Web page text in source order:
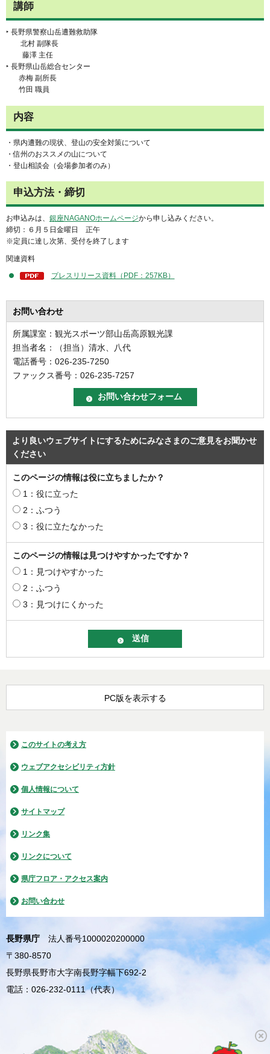
講師
‣ 長野県警察山岳遭難救助隊
北村 副隊長
藤澤 主任
‣ 長野県山岳総合センター
赤梅 副所長
竹田 職員
内容
・県内遭難の現状、登山の安全対策について
・信州のおススメの山について
・登山相談会（会場参加者のみ）
申込方法・締切
お申込みは、 銀座NAGANOホームページから申し込みください。
締切：６月５日金曜日 正午
※定員に達し次第、受付を終了します
関連資料
プレスリリース資料（PDF：257KB）
お問い合わせ
所属課室：観光スポーツ部山岳高原観光課
担当者名：（担当）清水、八代
電話番号：026-235-7250
ファックス番号：026-235-7257
より良いウェブサイトにするためにみなさまのご意見をお聞かせ
ください
このページの情報は役に立ちましたか？
1：役に立った
2：ふつう
3：役に立たなかった
このページの情報は見つけやすかったですか？
1：見つけやすかった
2：ふつう
3：見つけにくかった
PC版を表示する
このサイトの考え方
ウェブアクセシビリティ方針
個人情報について
サイトマップ
リンク集
リンクについて
県庁フロア・アクセス案内
お問い合わせ
長野県庁
法人番号1000020200000
〒380-8570
長野県長野市大字南長野字幅下692-2
電話：026-232-0111（代表）